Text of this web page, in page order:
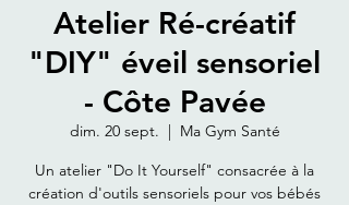
Atelier Ré-créatif
"DIY" éveil sensoriel
- Côte Pavée
dim. 20 sept.
  |
Ma Gym Santé
Un atelier "Do It Yourself" consacrée à la
création d'outils sensoriels pour vos bébés